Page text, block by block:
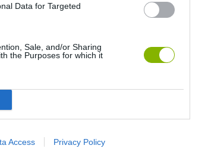
Data for Targeted
Sale, and/or Sharing
the Purposes for which it
Access Privacy Policy